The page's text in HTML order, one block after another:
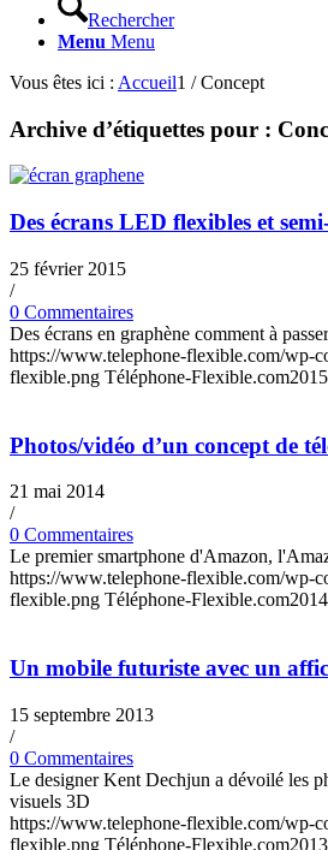
Rechercher
Menu Menu
Vous êtes ici : Accueil1 / Concept
Archive d’étiquettes pour :
Des écrans LED flexibles et
25 février 2015
/
0 Commentaires
Des écrans en graphène comment à
https://www.telephone-flexible.com/wp-
flexible.png Téléphone-Flexible.com
Photos/vidéo d’un concept de
21 mai 2014
/
0 Commentaires
Le premier smartphone d'Amazon,
https://www.telephone-flexible.com/wp-
flexible.png Téléphone-Flexible.com
Un mobile futuriste avec un
15 septembre 2013
/
0 Commentaires
Le designer Kent Dechjun a dévoilé les
visuels 3D
https://www.telephone-flexible.com/wp-
flexible.png Téléphone-Flexible.com